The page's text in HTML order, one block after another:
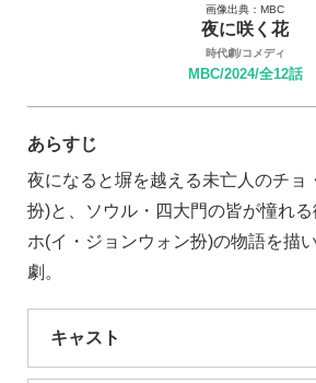
画像出典：MBC
夜に咲く花
時代劇/コメディ
MBC/2024/全12話
あらすじ
夜になると塀を越える未亡人のチョ
扮)と、ソウル・四大門の皆が憧れ
ホ(イ・ジョンウォン扮)の物語を描
劇。
キャスト